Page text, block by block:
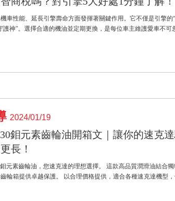
車性能、延長引擎壽命方面發揮著關鍵作用。它不僅是引擎
護神”。選擇合適的機油並定期更換，是每位車主維護愛車不可
2024/01/19
鉬元素齒輪油開箱文｜讓你的速克
長！
元素齒輪油，您速克達的理想選擇。 這款高品質潤滑油結合
輪箱提供卓越保護。 以合理價格提供，適合各種速克達機型